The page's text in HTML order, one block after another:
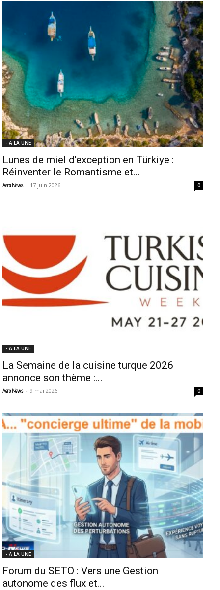
- A LA UNE
Lunes de miel d’exception en Türkiye :
Réinventer le Romantisme et...
Aero News - 17 juin 2026 0
- A LA UNE
La Semaine de la cuisine turque 2026
annonce son thème :...
Aero News - 9 mai 2026 0
- A LA UNE
Forum du SETO : Vers une Gestion
autonome des flux et...